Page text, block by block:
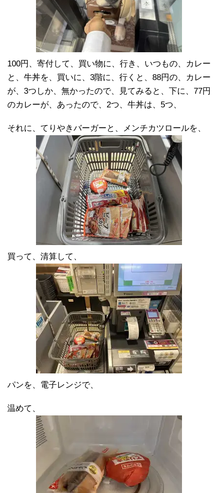
100円、寄付して、買い物に、行き、いつもの、カレー
と、牛丼を、買いに、3階に、行くと、88円の、カレー
が、3つしか、無かったので、見てみると、下に、77円
のカレーが、あったので、2つ、牛丼は、5つ、
それに、てりやきバーガーと、メンチカツロールを、
買って、清算して、
パンを、電子レンジで、
温めて、